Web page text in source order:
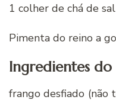
1 colher de chá de
Pimenta do reino a
Ingredientes do
frango desfiado (não